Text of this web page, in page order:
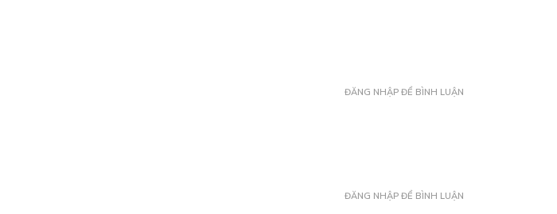
ĐĂNG NHẬP ĐỂ BÌNH LUẬN
ĐĂNG NHẬP ĐỂ BÌNH LUẬN